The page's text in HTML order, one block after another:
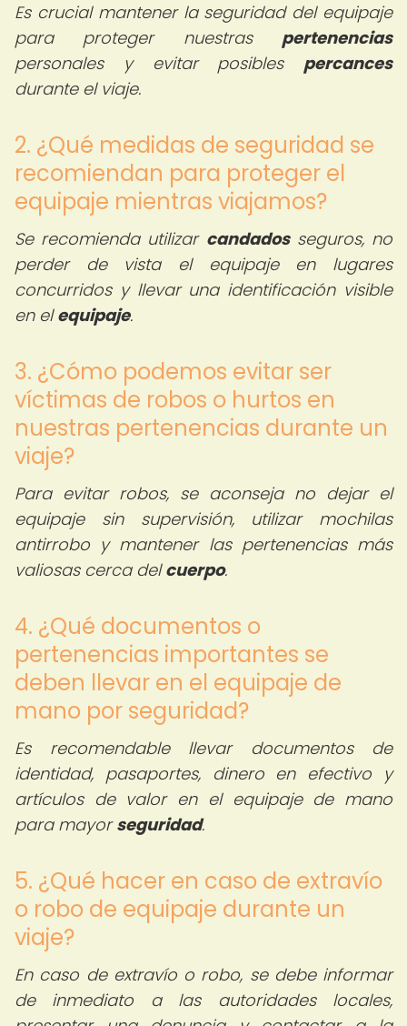
Es crucial mantener la seguridad del equipaje
para proteger nuestras pertenencias
personales y evitar posibles percances
durante el viaje.
2. ¿Qué medidas de seguridad se
recomiendan para proteger el
equipaje mientras viajamos?
Se recomienda utilizar candadosseguros, no
perder de vista el equipaje en lugares
concurridos y llevar una identificación visible
en elequipaje.
3. ¿Cómo podemos evitar ser
víctimas de robos o hurtos en
nuestras pertenencias durante un
viaje?
Para evitar robos, se aconseja no dejar el
equipaje sin supervisión, utilizar mochilas
antirrobo y mantener las pertenencias más
valiosas cerca delcuerpo.
4. ¿Qué documentos o
pertenencias importantes se
deben llevar en el equipaje de
mano por seguridad?
Es recomendable llevar documentos de
identidad, pasaportes, dinero en efectivo y
artículos de valor en el equipaje de mano
para mayorseguridad.
5. ¿Qué hacer en caso de extravío
o robo de equipaje durante un
viaje?
En caso de extravío o robo, se debe informar
de inmediato a las autoridades locales,